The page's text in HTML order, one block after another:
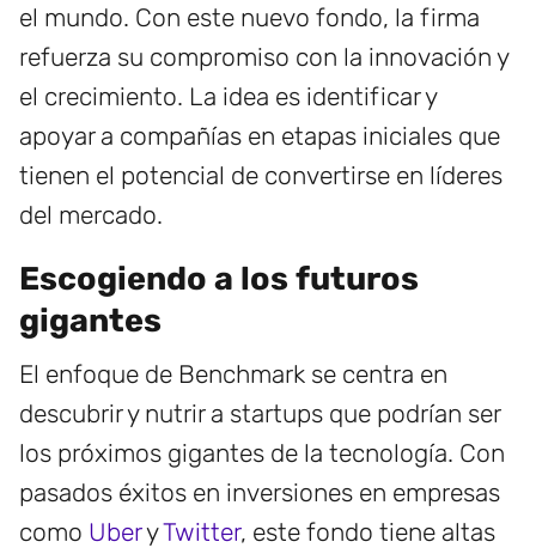
el mundo. Con este nuevo fondo, la firma
refuerza su compromiso con la innovación y
el crecimiento. La idea es identificar y
apoyar a compañías en etapas iniciales que
tienen el potencial de convertirse en líderes
del mercado.
Escogiendo a los futuros
gigantes
El enfoque de Benchmark se centra en
descubrir y nutrir a startups que podrían ser
los próximos gigantes de la tecnología. Con
pasados éxitos en inversiones en empresas
como UberyTwitter, este fondo tiene altas